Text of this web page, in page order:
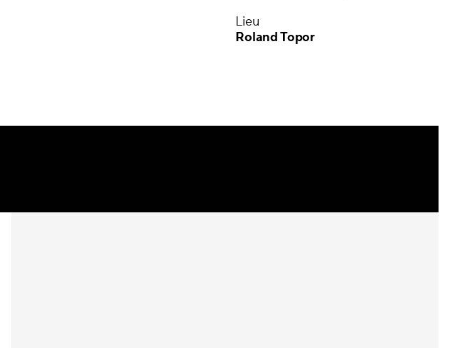
Lieu
Roland Topor